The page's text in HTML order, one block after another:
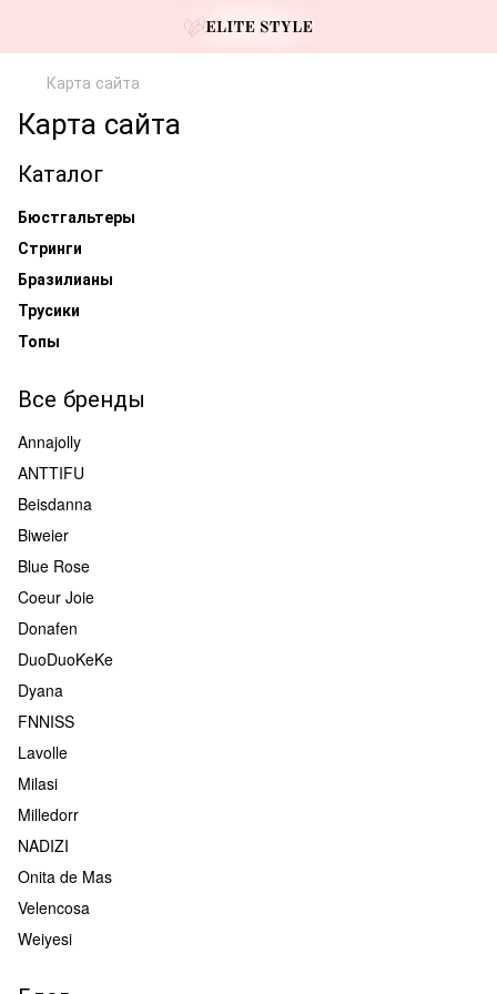
Карта сайта
Карта сайта
Каталог
Бюстгальтеры
Стринги
Бразилианы
Трусики
Топы
Все бренды
Annajolly
ANTTIFU
Beisdanna
Biweier
Blue Rose
Coeur Joie
Donafen
DuoDuoKeKe
Dyana
FNNISS
Lavolle
Milasi
Milledorr
NADIZI
Onita de Mas
Velencosa
Weiyesi